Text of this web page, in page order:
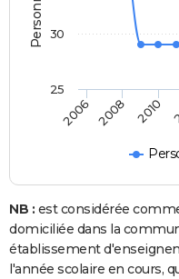
2006 2008 2010
30
25
NB : est considérée
domiciliée dans la
établissement
l'année scolaire en cours,